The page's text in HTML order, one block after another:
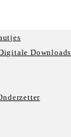
Downloads